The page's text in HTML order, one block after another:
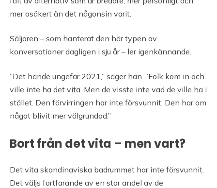
mer osäkert än det någonsin varit.
Säljaren – som hanterat den här typen av
konversationer dagligen i sju år – ler igenkännande.
”Det hände ungefär 2021,” säger han. ”Folk kom in och
ville inte ha det vita. Men de visste inte vad de ville ha i
stället. Den förvirringen har inte försvunnit. Den har om
något blivit mer välgrundad.”
Bort från det vita – men vart?
Det vita skandinaviska badrummet har inte försvunnit.
Det väljs fortfarande av en stor andel av de